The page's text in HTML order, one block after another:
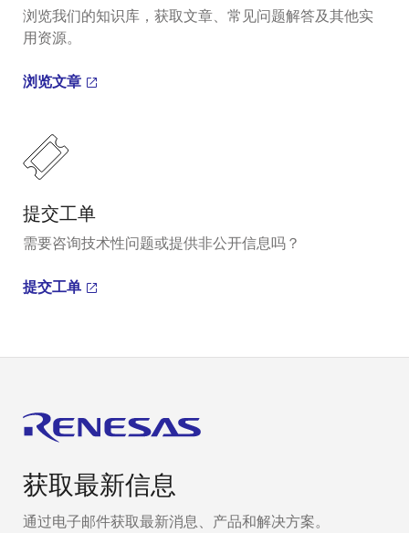
浏览我们的知识库，获取文章、常见问题解答及其他实
用资源。
浏览文章
提交工单
需要咨询技术性问题或提供非公开信息吗？
提交工单
获取最新信息
通过电子邮件获取最新消息、产品和解决方案。